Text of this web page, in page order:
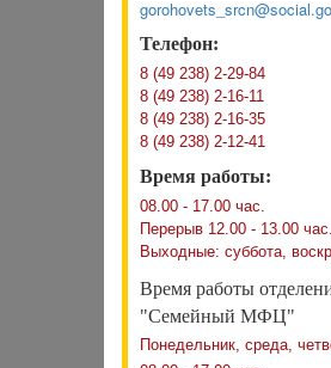
Телефон:
8 (49 238) 2-29-84
8 (49 238) 2-16-11
8 (49 238) 2-16-35
8 (49 238) 2-12-41
Время работы:
08.00 - 17.00 час.
Перерыв 12.00 - 13.00 час.
Выходные: суббота,
Время работы
"Семейный МФЦ"
Понедельник, среда,